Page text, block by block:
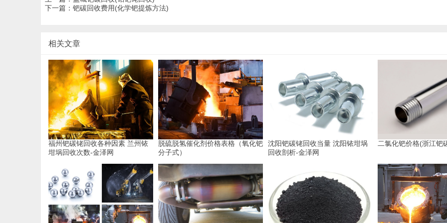
下一篇： 钯碳回收费用(化学钯提炼方法)
相关文章
福州钯碳铑回收各种因素 兰州铱
坩埚回收次数-金泽网
脱硫脱氢催化剂价格表格（氧化钯
分子式）
沈阳钯碳铑回收当量 沈阳铱坩埚
回收剖析-金泽网
二氯化钯价格(浙江钯